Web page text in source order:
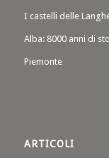
I castelli delle
Alba: 8000 anni di
Piemonte
ARTICOLI